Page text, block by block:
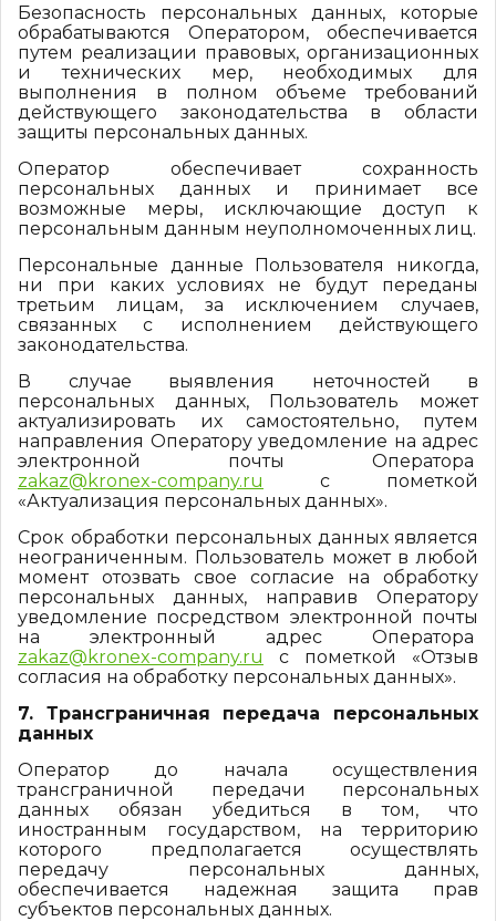
Безопасность персональных данных, которые
обрабатываются Оператором, обеспечивается
путем реализации правовых, организационных
и технических мер, необходимых для
выполнения в полном объеме требований
действующего законодательства в области
защиты персональных данных.
Оператор обеспечивает сохранность
персональных данных и принимает все
возможные меры, исключающие доступ к
персональным данным неуполномоченных лиц.
Персональные данные Пользователя никогда,
ни при каких условиях не будут переданы
третьим лицам, за исключением случаев,
связанных с исполнением действующего
законодательства.
В случае выявления неточностей в
персональных данных, Пользователь может
актуализировать их самостоятельно, путем
направления Оператору уведомление на адрес
электронной почты Оператора
zakaz@kronex-company.ru
с пометкой
«Актуализация персональных данных».
Срок обработки персональных данных является
неограниченным. Пользователь может в любой
момент отозвать свое согласие на обработку
персональных данных, направив Оператору
уведомление посредством электронной почты
на электронный адрес Оператора
zakaz@kronex-company.ru
с пометкой «Отзыв
согласия на обработку персональных данных».
7. Трансграничная передача персональных
данных
Оператор до начала осуществления
трансграничной передачи персональных
данных обязан убедиться в том, что
иностранным государством, на территорию
которого предполагается осуществлять
передачу персональных данных,
обеспечивается надежная защита прав
субъектов персональных данных.